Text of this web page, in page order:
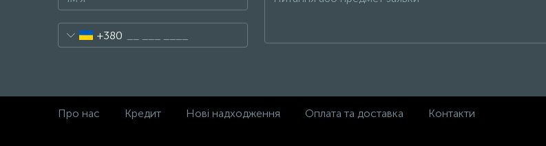
+380
Про нас Кредит Нові надходження Оплата та доставка Контакти